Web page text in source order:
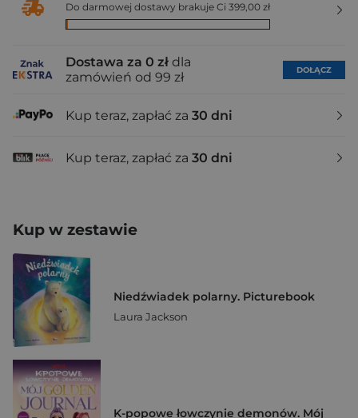
Do darmowej dostawy brakuje Ci 399,00 zł
Dostawa za 0 zł dla
zamówień od 99 zł
DOŁĄCZ
Kup teraz, zapłać za 30 dni
Kup teraz, zapłać za 30 dni
Kup w zestawie
Niedźwiadek polarny. Picturebook
Laura Jackson
K-popowe łowczynie demonów. Mój